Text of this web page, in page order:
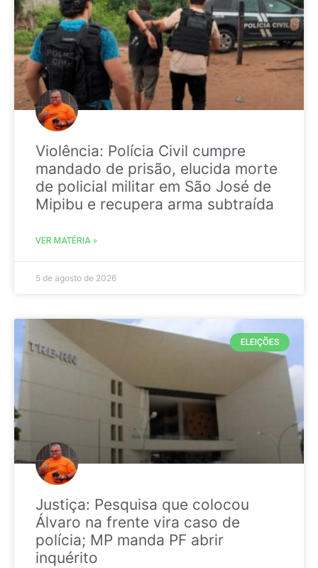
Violência: Polícia Civil cumpre
mandado de prisão, elucida morte
de policial militar em São José de
Mipibu e recupera arma subtraída
VER MATÉRIA »
5 de agosto de 2026
ELEIÇÕES
Justiça: Pesquisa que colocou
Álvaro na frente vira caso de
polícia; MP manda PF abrir
inquérito